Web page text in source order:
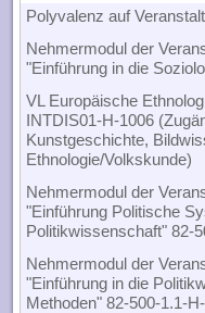
Polyvalenz auf
Nehmermodul der
"Einführung in die
VL Europäische
INTDIS01-H-1006
Kunstgeschichte,
Ethnologie/Volkskunde)
Nehmermodul der
"Einführung Politische
Politikwissenschaft" 82-
Nehmermodul der
"Einführung in die
Methoden" 82-500-1.1-